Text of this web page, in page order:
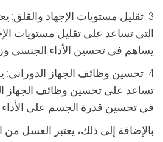
3. تقليل مستويات الإجهاد والقلق:
التي تساعد على تقليل مستويات
يساهم في تحسين الأداء الجنسي
4. تحسين وظائف الجهاز
تساعد على تحسين وظائف الجهاز
في تحسين قدرة الجسم على الأداء
بالإضافة إلى ذلك، يعتبر العسل من